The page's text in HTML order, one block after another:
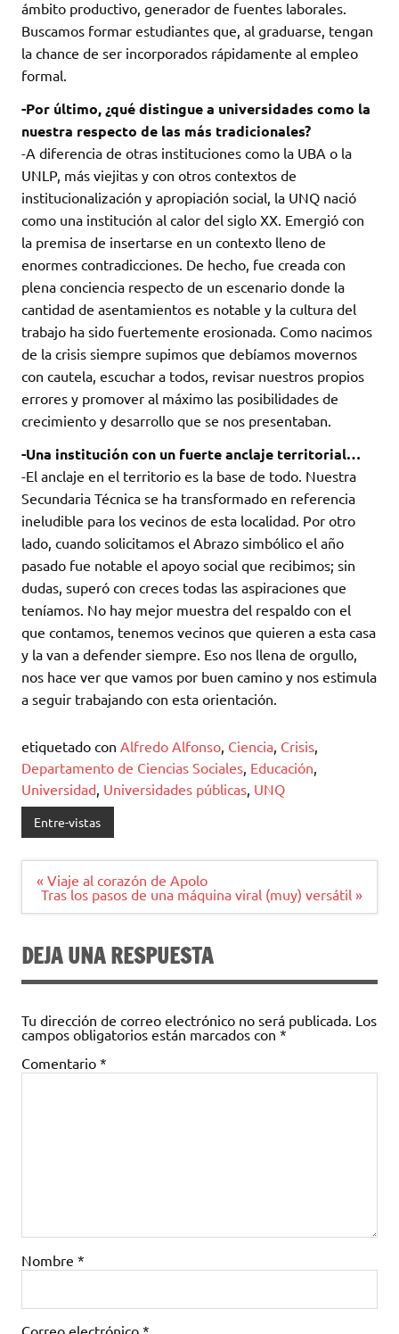
ámbito productivo, generador de fuentes laborales.
Buscamos formar estudiantes que, al graduarse, tengan
la chance de ser incorporados rápidamente al empleo
formal.
-Por último, ¿qué distingue a universidades como la
nuestra respecto de las más tradicionales?
-A diferencia de otras instituciones como la UBA o la
UNLP, más viejitas y con otros contextos de
institucionalización y apropiación social, la UNQ nació
como una institución al calor del siglo XX. Emergió con
la premisa de insertarse en un contexto lleno de
enormes contradicciones. De hecho, fue creada con
plena conciencia respecto de un escenario donde la
cantidad de asentamientos es notable y la cultura del
trabajo ha sido fuertemente erosionada. Como nacimos
de la crisis siempre supimos que debíamos movernos
con cautela, escuchar a todos, revisar nuestros propios
errores y promover al máximo las posibilidades de
crecimiento y desarrollo que se nos presentaban.
-Una institución con un fuerte anclaje territorial…
-El anclaje en el territorio es la base de todo. Nuestra
Secundaria Técnica se ha transformado en referencia
ineludible para los vecinos de esta localidad. Por otro
lado, cuando solicitamos el Abrazo simbólico el año
pasado fue notable el apoyo social que recibimos; sin
dudas, superó con creces todas las aspiraciones que
teníamos. No hay mejor muestra del respaldo con el
que contamos, tenemos vecinos que quieren a esta casa
y la van a defender siempre. Eso nos llena de orgullo,
nos hace ver que vamos por buen camino y nos estimula
a seguir trabajando con esta orientación.
etiquetado con Alfredo Alfonso Ciencia Crisis
Departamento de Ciencias Sociales Educación
Universidad Universidades públicas UNQ
Entre-vistas
Navegación
de
« Viaje al corazón de Apolo
Tras los pasos de una máquina viral (muy) versátil »
DEJA UNA RESPUESTA
Tu dirección de correo electrónico no será publicada. Los
campos obligatorios están marcados con *
Comentario *
Nombre *